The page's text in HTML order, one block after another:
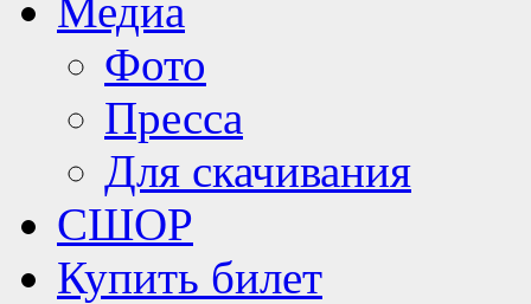
Медиа
Фото
Пресса
Для скачивания
СШОР
Купить билет